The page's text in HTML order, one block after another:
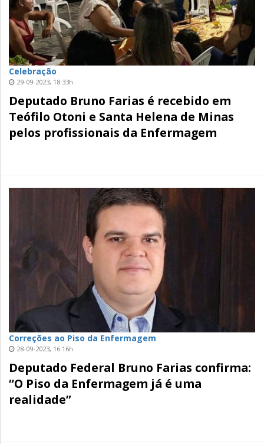
Celebração
29-09-2023, 18:33h
Deputado Bruno Farias é recebido em
Teófilo Otoni e Santa Helena de Minas
pelos profissionais da Enfermagem
Correções ao Piso da Enfermagem
28-09-2023, 16:16h
Deputado Federal Bruno Farias confirma:
“O Piso da Enfermagem já é uma
realidade”